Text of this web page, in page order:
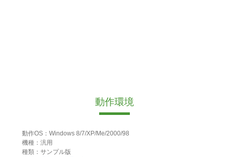
動作環境
動作OS：Windows 8/7/XP/Me/2000/98
機種：汎用
種類：サンプル版